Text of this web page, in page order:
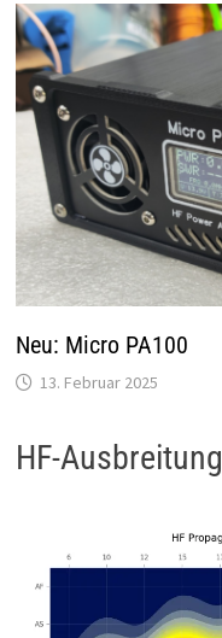
Neu: Micro PA100
13. Februar 2025
HF-Ausbreitung